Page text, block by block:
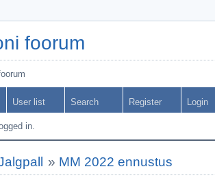
foorum
User list Search Register Login
in.
» MM 2022 ennustus